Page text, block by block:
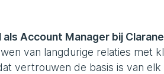
Account Manager bij
van langdurige relaties met
vertrouwen de basis is van